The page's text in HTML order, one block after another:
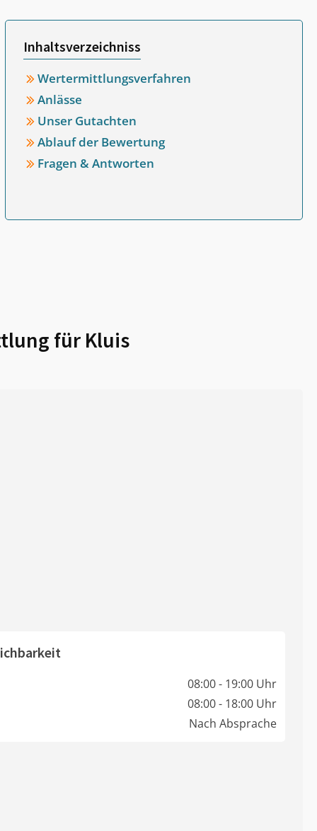
Inhaltsverzeichniss
Wertermittlungsverfahren
Anlässe
Unser Gutachten
Ablauf der Bewertung
Fragen & Antworten
für Kluis
08:00 - 19:00 Uhr
08:00 - 18:00 Uhr
Nach Absprache